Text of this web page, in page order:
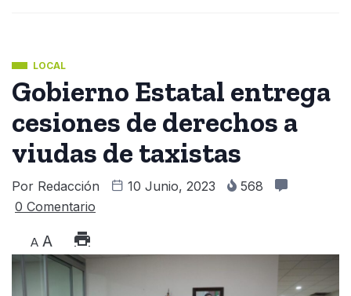
LOCAL
Gobierno Estatal entrega
cesiones de derechos a
viudas de taxistas
Por Redacción 10 Junio, 2023
568
0 Comentario
A A